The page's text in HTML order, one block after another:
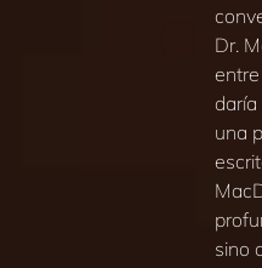
Dr.
una
sino